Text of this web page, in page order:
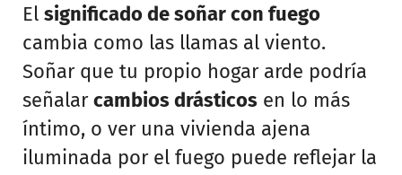
El significado de soñar con fuego
cambia como las llamas al viento.
Soñar que tu propio hogar arde podría
señalarcambios drásticos en lo más
íntimo, o ver una vivienda ajena
iluminada por el fuego puede reflejar la